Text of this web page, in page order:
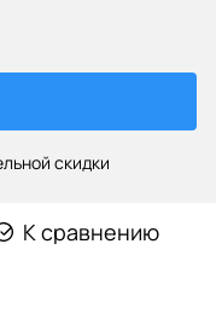
скидки
К сравнению